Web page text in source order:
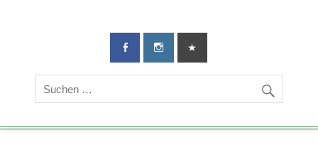
TG-Geislingen
DIE Sportadresse in Geislingen!